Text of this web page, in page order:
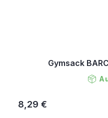
Gymsack
8,29 €